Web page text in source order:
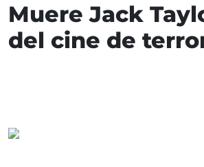
Muere Jack
del cine de